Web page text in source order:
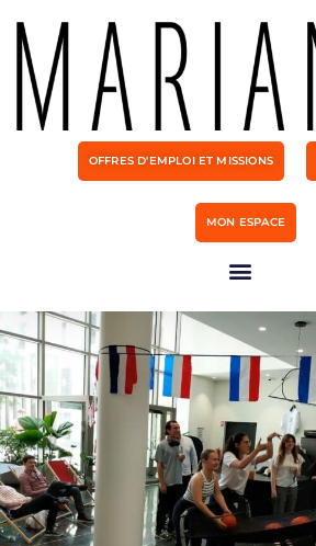
OFFRES D'EMPLOI ET MISSIONS
MON ESPACE